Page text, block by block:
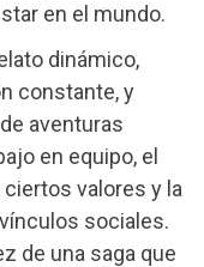
en el mundo.
dinámico,
constante, y
aventuras
en equipo, el
valores y la
sociales.
de una saga que